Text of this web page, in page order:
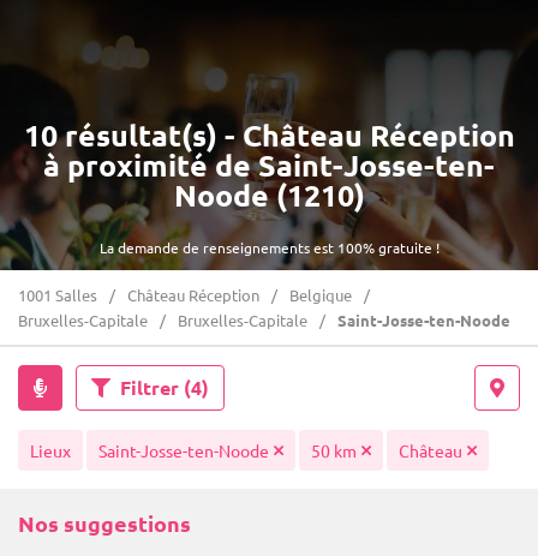
La demande de renseignements est 100% gratuite !
10 résultat(s) - Château Réception
à proximité de Saint-Josse-ten-
Noode (1210)
1001 Salles Château Réception
Belgique
Bruxelles-Capitale
Bruxelles-Capitale Saint-Josse-ten-Noode
Filtrer (4)
Lieux Saint-Josse-ten-Noode 50 km Château
Nos suggestions